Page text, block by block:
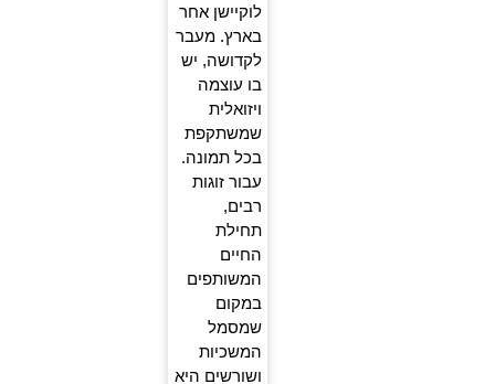
לוקיישן אחר
בארץ. מעבר
לקדושה, יש
בו עוצמה
ויזואלית
שמשתקפת
בכל תמונה.
עבור זוגות
רבים,
תחילת
החיים
המשותפים
במקום
שמסמל
המשכיות
ושורשים היא